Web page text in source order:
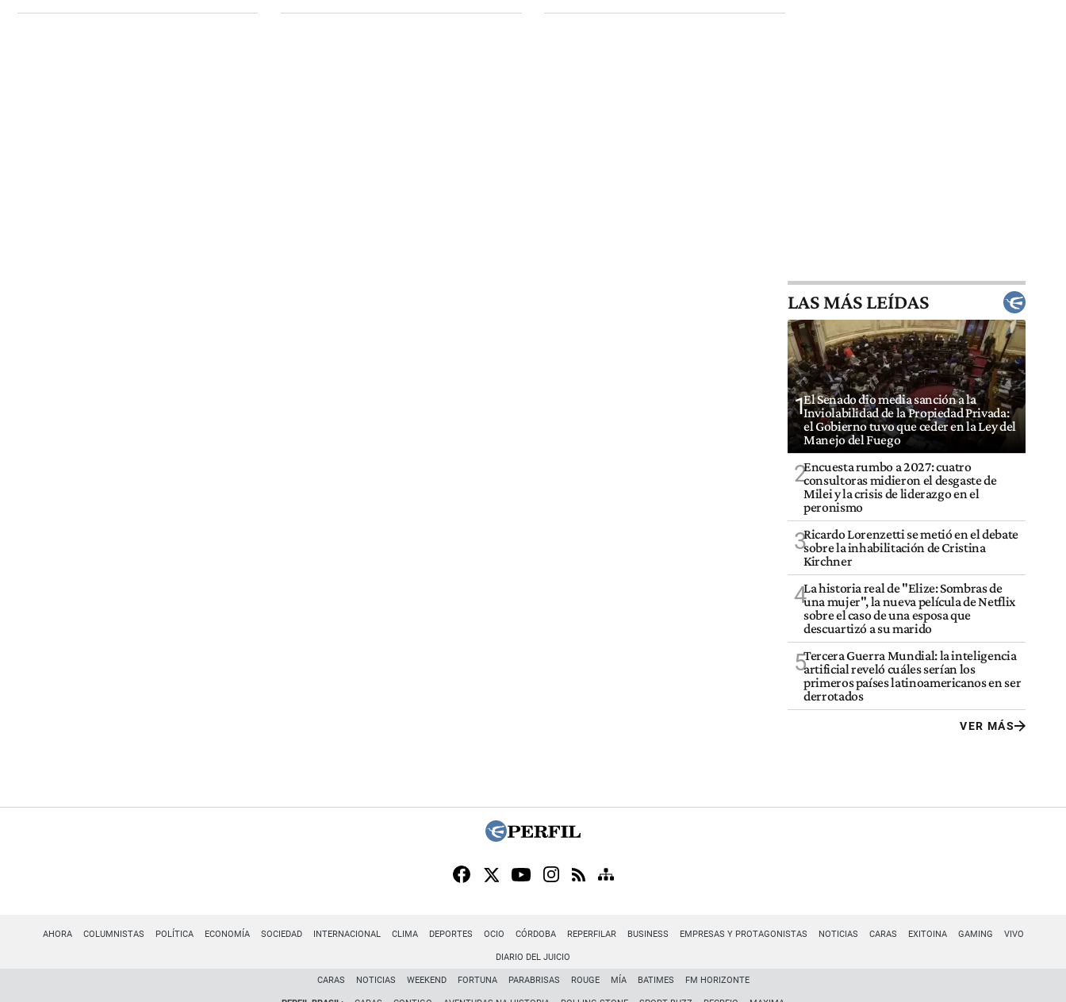
LAS MÁS LEÍDAS
1El Senado dio media sanción a la
Inviolabilidad de la Propiedad Privada:
el Gobierno tuvo que ceder en la Ley del
Manejo del Fuego
2Encuesta rumbo a 2027: cuatro
consultoras midieron el desgaste de
Milei y la crisis de liderazgo en el
peronismo
3Ricardo Lorenzetti se metió en el debate
sobre la inhabilitación de Cristina
Kirchner
4La historia real de "Elize: Sombras de
una mujer", la nueva película de Netflix
sobre el caso de una esposa que
descuartizó a su marido
5Tercera Guerra Mundial: la inteligencia
artificial reveló cuáles serían los
primeros países latinoamericanos en ser
derrotados
VER MÁS
AHORA COLUMNISTAS POLÍTICA ECONOMÍA SOCIEDAD INTERNACIONAL CLIMA DEPORTES OCIO CÓRDOBA REPERFILAR BUSINESS EMPRESAS Y PROTAGONISTAS NOTICIAS CARAS EXITOINA GAMING VIVO
DIARIO DEL JUICIO
CARAS NOTICIAS WEEKEND FORTUNA PARABRISAS ROUGE MÍA BATIMES FM HORIZONTE